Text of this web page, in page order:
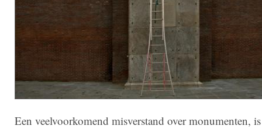
Een veelvoorkomend misverstand over monumenten,